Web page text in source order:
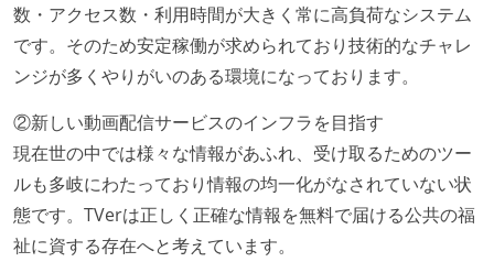
大規模サービスの開発
同時接続ユーザー数（数千以上）
労働環境の自由度
週2日リモート勤務のハイブリットワーク（週3出社）
業務時間中に中抜けできる制度がある
2年以内に未就学児を子育てしながら働いていたエン
ジニアがいる
数・アクセス数・利用時間が大きく常に高負荷なシステム
です。そのため安定稼働が求められており技術的なチャレ
ンジが多くやりがいのある環境になっております。
②新しい動画配信サービスのインフラを目指す
現在世の中では様々な情報があふれ、受け取るためのツー
ルも多岐にわたっており情報の均一化がなされていない状
態です。TVerは正しく正確な情報を無料で届ける公共の福
祉に資する存在へと考えています。